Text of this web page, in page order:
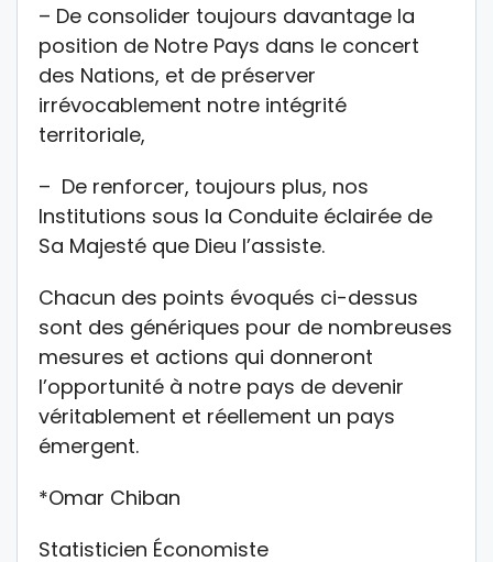
– De consolider toujours davantage la
position de Notre Pays dans le concert
des Nations, et de préserver
irrévocablement notre intégrité
territoriale,
– De renforcer, toujours plus, nos
Institutions sous la Conduite éclairée de
Sa Majesté que Dieu l’assiste.
Chacun des points évoqués ci-dessus
sont des génériques pour de nombreuses
mesures et actions qui donneront
l’opportunité à notre pays de devenir
véritablement et réellement un pays
émergent.
*Omar Chiban
Statisticien Économiste